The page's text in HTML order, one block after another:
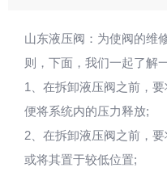
山东液压阀：为使阀的维
则，下面，我们一起了解
1、在拆卸液压阀之前，
便将系统内的压力释放;
2、在拆卸液压阀之前，
或将其置于较低位置;